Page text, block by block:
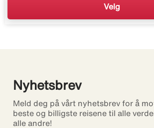
Velg
Nyhetsbrev
Meld deg på vårt nyhetsbrev for å
beste og billigste reisene til alle
alle andre!